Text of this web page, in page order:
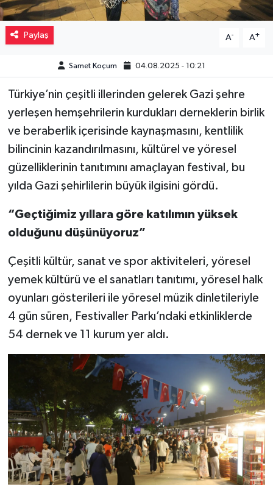
Paylaş A- A+
Samet Koçum 04.08.2025 - 10:21
Türkiye’nin çeşitli illerinden gelerek Gazi şehre
yerleşen hemşehrilerin kurdukları derneklerin birlik
ve beraberlik içerisinde kaynaşmasını, kentlilik
bilincinin kazandırılmasını, kültürel ve yöresel
güzelliklerinin tanıtımını amaçlayan festival, bu
yılda Gazi şehirlilerin büyük ilgisini gördü.
“Geçtiğimiz yıllara göre katılımın yüksek
olduğunu düşünüyoruz”
Çeşitli kültür, sanat ve spor aktiviteleri, yöresel
yemek kültürü ve el sanatları tanıtımı, yöresel halk
oyunları gösterileri ile yöresel müzik dinletileriyle
4 gün süren, Festivaller Parkı’ndaki etkinliklerde
54 dernek ve 11 kurum yer aldı.
Sağlık
Sinemalar
Siyaset
Spor
Teknoloji
Türkiye
Video Haber
Yeme-İçme